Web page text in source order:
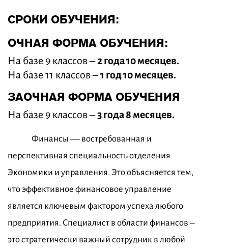
СРОКИ ОБУЧЕНИЯ:
ОЧНАЯ ФОРМА ОБУЧЕНИЯ:
На базе 9 классов –2 года 10 месяцев.
На базе 11 классов –1 год 10 месяцев.
ЗАОЧНАЯ ФОРМА ОБУЧЕНИЯ
На базе 9 классов –3 года 8 месяцев.
Финансы — востребованная и
перспективная специальность отделения
Экономики и управления. Это объясняется тем,
что эффективное финансовое управление
является ключевым фактором успеха любого
предприятия. Специалист в области финансов –
это стратегически важный сотрудник в любой